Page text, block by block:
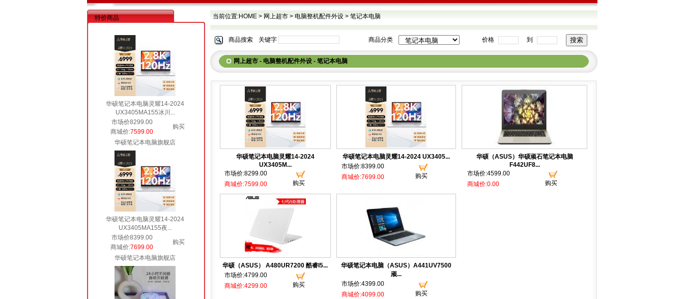
特价商品
华硕笔记本电脑灵耀14-2024
UX3405MA155冰川...
市场价8299.00
购买
商城价:7599.00
华硕笔记本电脑旗舰店
华硕笔记本电脑灵耀14-2024
UX3405MA155夜...
市场价8399.00
购买
商城价:7699.00
华硕笔记本电脑旗舰店
当前位置:HOME> 网上超市> 电脑整机配件外设> 笔记本电脑
商品搜索 关键字 商品分类 价格 到
网上超市 - 电脑整机配件外设 - 笔记本电脑
华硕笔记本电脑灵耀14-2024
UX3405M...
市场价:8299.00
购买
商城价:7599.00
华硕笔记本电脑灵耀14-2024 UX3405...
市场价:8399.00
购买
商城价:7699.00
华硕（ASUS）华硕顽石笔记本电脑
F442UF8...
市场价:4599.00
购买
商城价:0.00
华硕（ASUS） A480UR7200 酷睿I5...
市场价:4799.00
购买
商城价:4299.00
华硕笔记本电脑（ASUS）A441UV7500
顽...
市场价:4399.00
购买
商城价:4099.00